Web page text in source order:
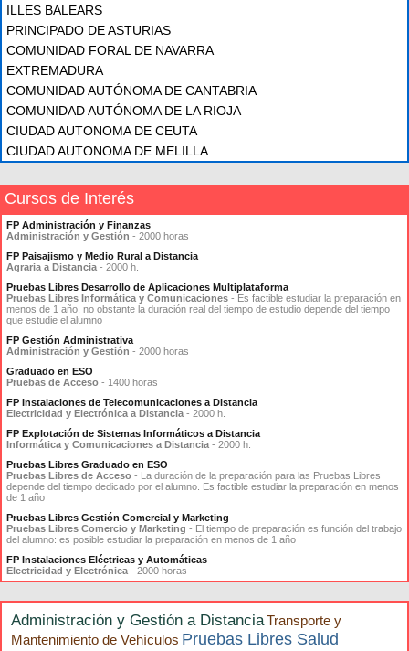
ILLES BALEARS
PRINCIPADO DE ASTURIAS
COMUNIDAD FORAL DE NAVARRA
EXTREMADURA
COMUNIDAD AUTÓNOMA DE CANTABRIA
COMUNIDAD AUTÓNOMA DE LA RIOJA
CIUDAD AUTONOMA DE CEUTA
CIUDAD AUTONOMA DE MELILLA
Cursos de Interés
FP Administración y Finanzas
Administración y Gestión - 2000 horas
FP Paisajismo y Medio Rural a Distancia
Agraria a Distancia - 2000 h.
Pruebas Libres Desarrollo de Aplicaciones Multiplataforma
Pruebas Libres Informática y Comunicaciones - Es factible estudiar la preparación en
menos de 1 año, no obstante la duración real del tiempo de estudio depende del tiempo
que estudie el alumno
FP Gestión Administrativa
Administración y Gestión - 2000 horas
Graduado en ESO
Pruebas de Acceso - 1400 horas
FP Instalaciones de Telecomunicaciones a Distancia
Electricidad y Electrónica a Distancia - 2000 h.
FP Explotación de Sistemas Informáticos a Distancia
Informática y Comunicaciones a Distancia - 2000 h.
Pruebas Libres Graduado en ESO
Pruebas Libres de Acceso - La duración de la preparación para las Pruebas Libres
depende del tiempo dedicado por el alumno. Es factible estudiar la preparación en menos
de 1 año
Pruebas Libres Gestión Comercial y Marketing
Pruebas Libres Comercio y Marketing - El tiempo de preparación es función del trabajo
del alumno: es posible estudiar la preparación en menos de 1 año
FP Instalaciones Eléctricas y Automáticas
Electricidad y Electrónica - 2000 horas
Administración y Gestión a DistanciaTransporte y
Mantenimiento de Vehículos Pruebas Libres Salud